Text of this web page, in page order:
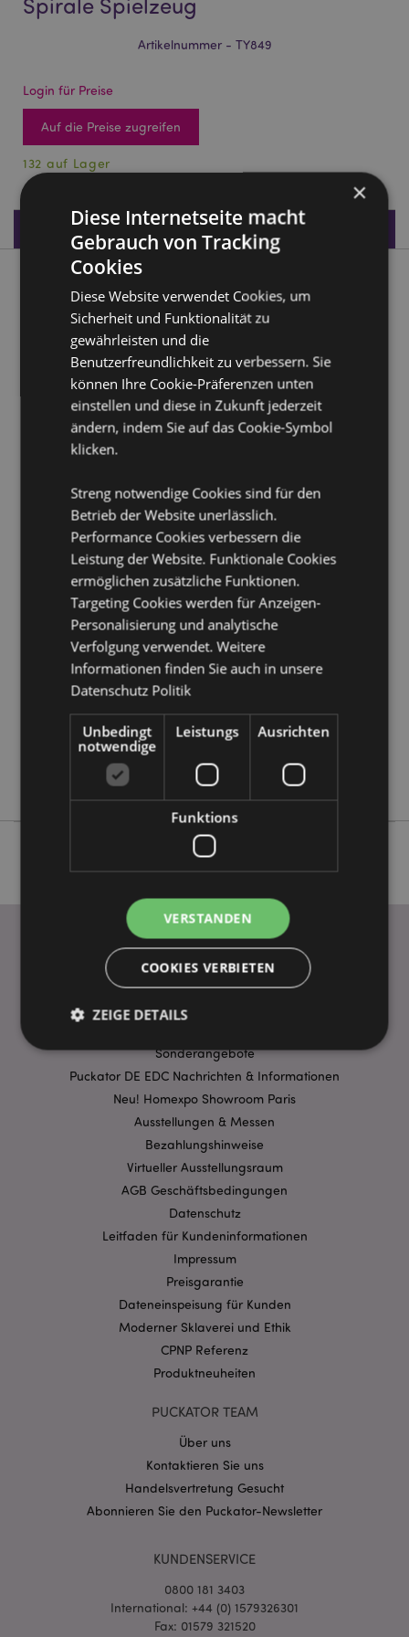
Artikelnummer - TY849
Login für Preise
Auf die Preise zugreifen
132 auf Lager
Produktdaten
Material:Plastik (ABS)
CE Kennzeichen:Ja
Nicht geeignet für:0 - 3 Jahre
EN71:Ja
Möchten Sie mehr über den Einkauf bei Puckator
erfahren?
Kundeninformationen.
Produktattribute
Information
Höhe 6.5cm Breite 7cm Tiefe 7cm
5055071780486
Keine
Keine
Keine
WICHTIGE INFORMATION
Sonderangebote
Puckator DE EDC Nachrichten & Informationen
Neu! Homexpo Showroom Paris
Ausstellungen & Messen
Bezahlungshinweise
Virtueller Ausstellungsraum
AGB Geschäftsbedingungen
Datenschutz
Leitfaden für Kundeninformationen
Impressum
Preisgarantie
Dateneinspeisung für Kunden
Moderner Sklaverei und Ethik
CPNP Referenz
Produktneuheiten
PUCKATOR TEAM
Über uns
Kontaktieren Sie uns
Handelsvertretung Gesucht
Abonnieren Sie den Puckator-Newsletter
KUNDENSERVICE
0800 181 3403
International: +44 (0) 1579326301
Fax: 01579 321520
×
Diese Internetseite macht
Gebrauch von Tracking
Cookies
Diese Website verwendet Cookies, um
Sicherheit und Funktionalität zu
gewährleisten und die
Benutzerfreundlichkeit zu verbessern. Sie
können Ihre Cookie-Präferenzen unten
einstellen und diese in Zukunft jederzeit
ändern, indem Sie auf das Cookie-Symbol
klicken.
Streng notwendige Cookies sind für den
Betrieb der Website unerlässlich.
Performance Cookies verbessern die
Leistung der Website. Funktionale Cookies
ermöglichen zusätzliche Funktionen.
Targeting Cookies werden für Anzeigen-
Personalisierung und analytische
Verfolgung verwendet. Weitere
Informationen finden Sie auch in unsere
Datenschutz Politik
Unbedingt
notwendige
Leistungs Ausrichten
Funktions
VERSTANDEN
COOKIES VERBIETEN
ZEIGE DETAILS
Streng-notwendige-Cookies ermöglichen
Kernfunktionen der Website wie die
Benutzeranmeldung und die Kontoverwaltung.
Ohne unbedingt notwendige cookies kann die
Name
Provider
mage-cache-storage-section-
PHPSESSID
PHP.net
Datenschutzbestimmungen von Google